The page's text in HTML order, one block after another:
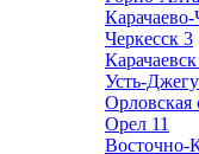
Карачаево-
Черкесск 3
Карачаевск
Усть-
Орловская
Орел 11
Восточно-